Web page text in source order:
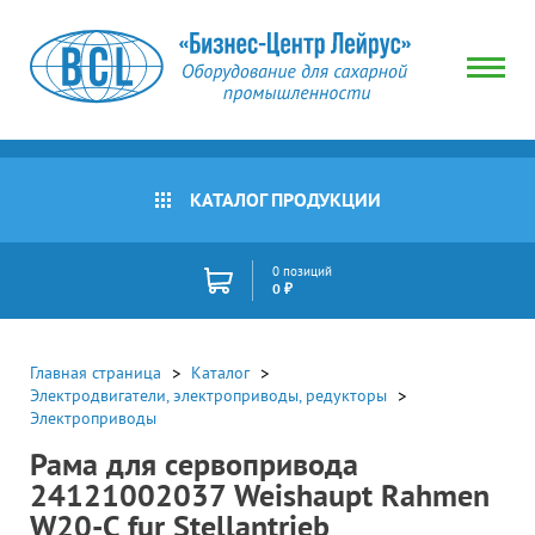
КАТАЛОГ ПРОДУКЦИИ
0 позиций
0 ₽
Главная страница
Каталог
Электродвигатели, электроприводы, редукторы
Электроприводы
Рама для сервопривода
24121002037 Weishaupt Rahmen
W20-C fur Stellantrieb